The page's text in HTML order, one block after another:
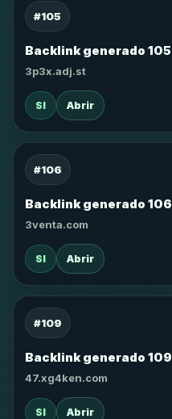
#105
Backlink generado 105
3p3x.adj.st
SI Abrir
#106
Backlink generado 106
3venta.com
SI Abrir
#109
Backlink generado 109
47.xg4ken.com
SI Abrir